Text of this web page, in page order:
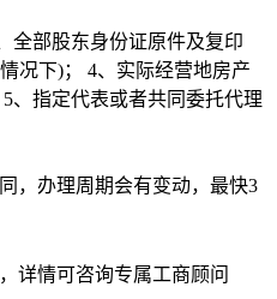
全部股东身份证原件及复印
况下)； 4、实际经营地房产
、指定代表或者共同委托代理
，办理周期会有变动，最快3
详情可咨询专属工商顾问